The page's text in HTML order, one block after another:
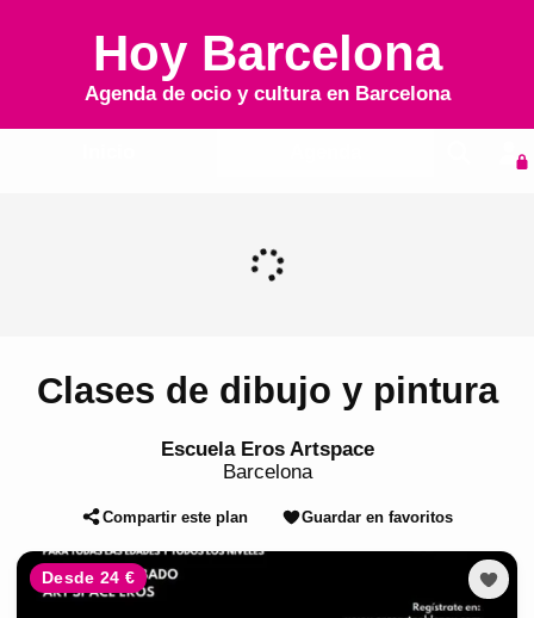
Hoy Barcelona
Agenda de ocio y cultura en Barcelona
Clases de dibujo y pintura
Escuela Eros Artspace
Barcelona
Compartir este plan Guardar en favoritos
Desde 24 €